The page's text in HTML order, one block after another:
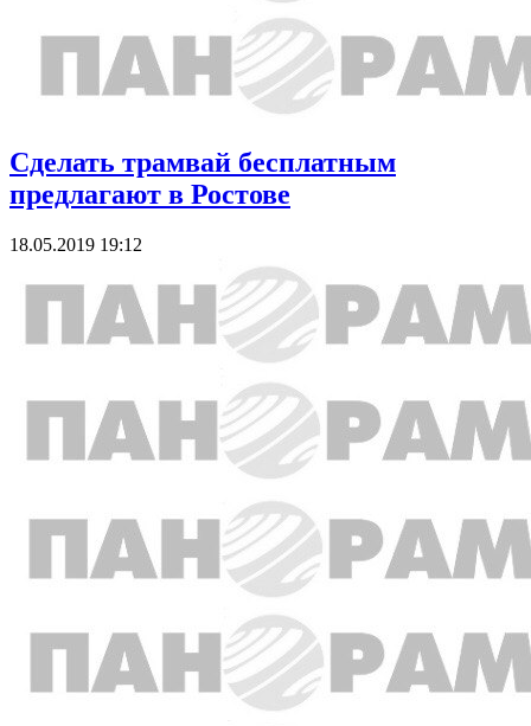
Сделать трамвай бесплатным
предлагают в Ростове
18.05.2019 19:12